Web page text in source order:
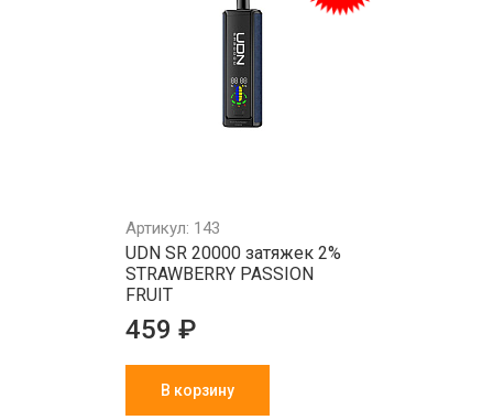
Артикул: 143
UDN SR 20000 затяжек 2%
STRAWBERRY PASSION
FRUIT
459 ₽
В корзину